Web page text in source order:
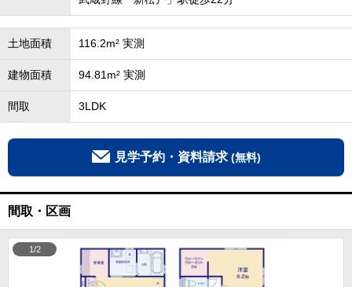
土地面積 116.2m² 実測
建物面積 94.81m² 実測
間取 3LDK
見学予約・資料請求 (無料)
間取・区画
1/2